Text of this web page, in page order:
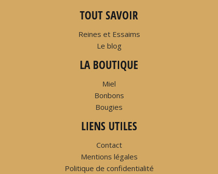
TOUT SAVOIR
Reines et Essaims
Le blog
LA BOUTIQUE
Miel
Bonbons
Bougies
LIENS UTILES
Contact
Mentions légales
Politique de confidentialité